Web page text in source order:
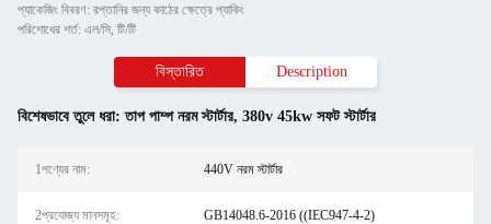
প্যাকেজিং বিবরণ: রপ্তানির জন্য কাঠের ক্ষেত্রে প্যাকিং
পরিশোধের শর্ত: এল/সি, টি/টি
বিস্তারিত Description
বিশেষভাবে তুলে ধরা:তাপ পাম্প নরম স্টার্টার, 380v 45kw সফট স্টার্টার
1পণ্যের নাম: 440V নরম স্টার্টার
2প্রযোজ্য মানসমূহ: GB14048.6-2016 ((IEC947-4-2)